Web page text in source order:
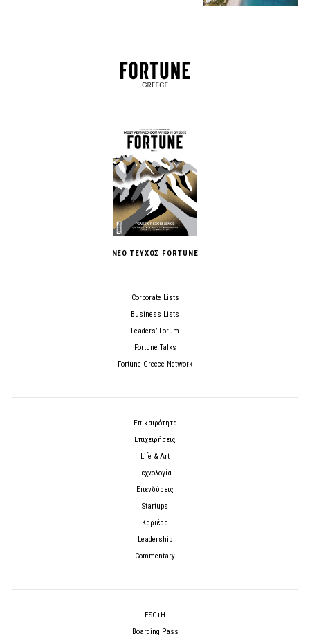
ΝΕΟ ΤΕΥΧΟΣ FORTUNE
Corporate Lists
Business Lists
Leaders’ Forum
Fortune Talks
Fortune Greece Network
Επικαιρότητα
Επιχειρήσεις
Life & Art
Τεχνολογία
Επενδύσεις
Startups
Καριέρα
Leadership
Commentary
ESG+H
Boarding Pass